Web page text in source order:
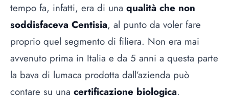
tempo fa, infatti, era di una qualità che non
soddisfaceva Centisia, al punto da voler fare
proprio quel segmento di filiera. Non era mai
avvenuto prima in Italia e da 5 anni a questa parte
la bava di lumaca prodotta dall’azienda può
contare su una certificazione biologica.